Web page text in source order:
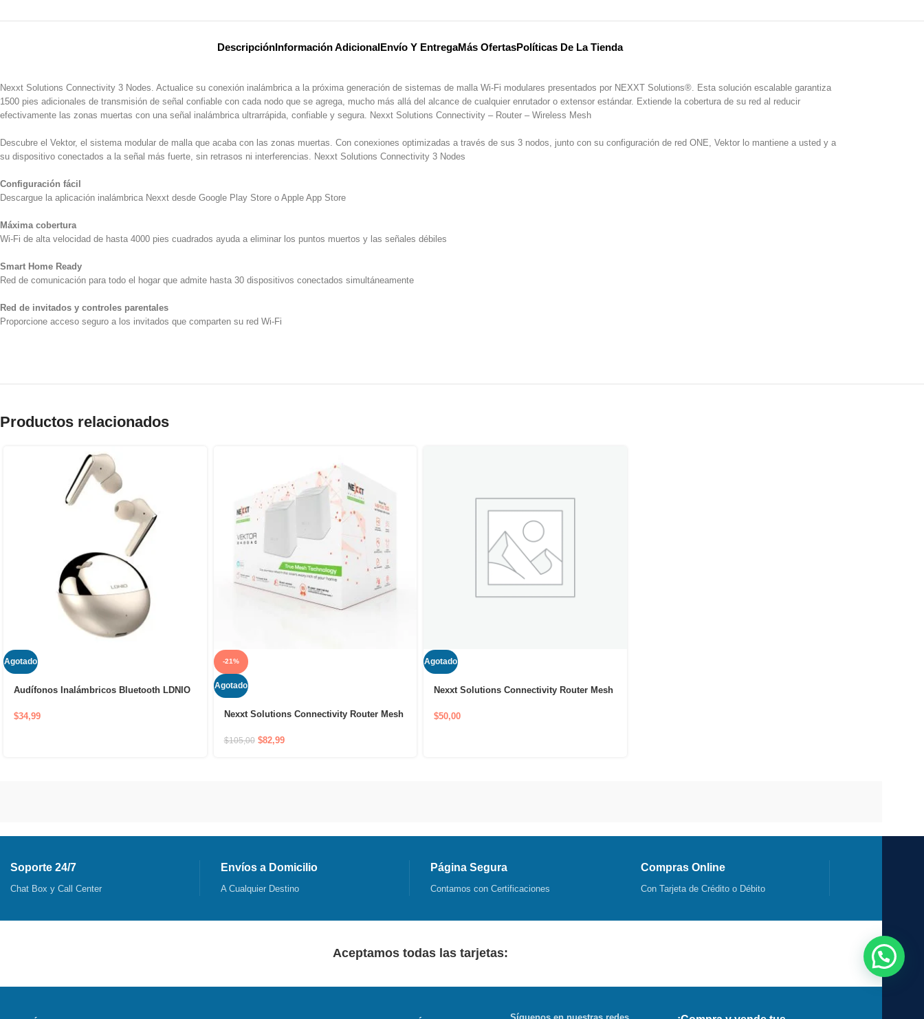
DescripciónInformación AdicionalEnvío Y EntregaMás OfertasPolíticas De La Tienda
Nexxt Solutions Connectivity 3 Nodes. Actualice su conexión inalámbrica a la próxima generación de sistemas de malla Wi-Fi modulares presentados por NEXXT Solutions®. Esta solución escalable garantiza
1500 pies adicionales de transmisión de señal confiable con cada nodo que se agrega, mucho más allá del alcance de cualquier enrutador o extensor estándar. Extiende la cobertura de su red al reducir
efectivamente las zonas muertas con una señal inalámbrica ultrarrápida, confiable y segura. Nexxt Solutions Connectivity – Router – Wireless Mesh
Descubre el Vektor, el sistema modular de malla que acaba con las zonas muertas. Con conexiones optimizadas a través de sus 3 nodos, junto con su configuración de red ONE, Vektor lo mantiene a usted y a
su dispositivo conectados a la señal más fuerte, sin retrasos ni interferencias. Nexxt Solutions Connectivity 3 Nodes
Configuración fácil
Descargue la aplicación inalámbrica Nexxt desde Google Play Store o Apple App Store
Máxima cobertura
Wi-Fi de alta velocidad de hasta 4000 pies cuadrados ayuda a eliminar los puntos muertos y las señales débiles
Smart Home Ready
Red de comunicación para todo el hogar que admite hasta 30 dispositivos conectados simultáneamente
Red de invitados y controles parentales
Proporcione acceso seguro a los invitados que comparten su red Wi-Fi
Productos relacionados
Agotado
Audífonos Inalámbricos Bluetooth LDNIO
$34,99
-21%
Agotado
Nexxt Solutions Connectivity Router Mesh
$105,00 $82,99
Agotado
Nexxt Solutions Connectivity Router Mesh
$50,00
Soporte 24/7
Chat Box y Call Center
Envíos a Domicilio
A Cualquier Destino
Página Segura
Contamos con Certificaciones
Compras Online
Con Tarjeta de Crédito o Débito
Aceptamos todas las tarjetas: